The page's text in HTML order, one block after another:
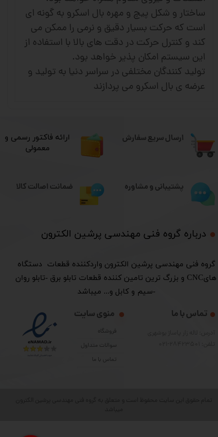
ساختار و شکل پیچ و مهره بال اسکرو به گونه ای
است که حرکت بسیار دقیق و نرمی را ممکن می
کند و کنترل حرکت در دقت های بالا با استفاده از
این سیستم امکان پذیر خواهد بود.
تولید کنندگان مختلفی در سراسر دنیا به تولید و
عرضه ی بال اسکرو می پردازند
ارسال سریع سفارش
درباره گروه فنی مهندسی پرشین الکترون​​​​​​​
​گروه فنی مهندسی پرشین الکترون واردکننده قطعات دستگاه
هایCNC و بزرگ ترین تامین کننده قطعات تابلو برق -تابلو روان
-سیم و کابل و... میباشد
منوی سایت
فروشگاه
سوالات متداول
تماس با ما
تماس با ما
​ارائه فاکتور رسمی و
معمولی
پشتیبانی و مشاوره ضمانت اصالت کالا